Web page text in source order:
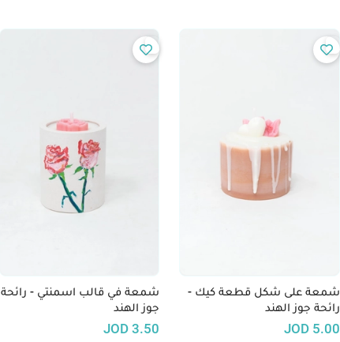
شمعة على شكل قطعة كيك -
رائحة جوز الهند
5.00
JOD
شمعة في قالب اسمنتي - رائحة
جوز الهند
3.50
JOD